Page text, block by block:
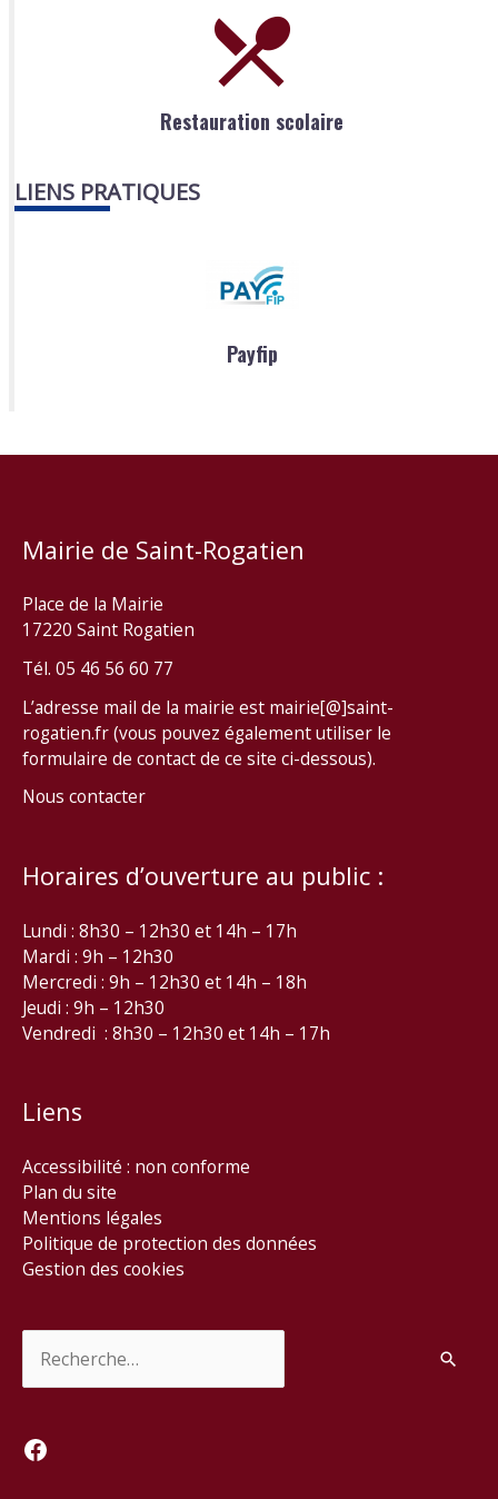
Restauration scolaire
LIENS PRATIQUES
Payfip
Mairie de Saint-Rogatien
Place de la Mairie
17220 Saint Rogatien
Tél. 05 46 56 60 77
L’adresse mail de la mairie est mairie[@]saint-
rogatien.fr (vous pouvez également utiliser le
formulaire de contact de ce site ci-dessous).
Nous contacter
Horaires d’ouverture au public :
Lundi : 8h30 – 12h30 et 14h – 17h
Mardi : 9h – 12h30
Mercredi : 9h – 12h30 et 14h – 18h
Jeudi : 9h – 12h30
Vendredi : 8h30 – 12h30 et 14h – 17h
Liens
Accessibilité : non conforme
Plan du site
Mentions légales
Politique de protection des données
Gestion des cookies
Facebook